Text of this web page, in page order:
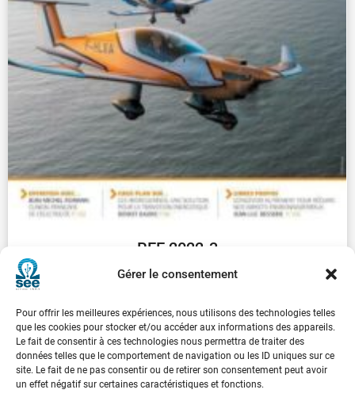
Gérer le consentement
Pour offrir les meilleures expériences, nous utilisons des technologies telles
que les cookies pour stocker et/ou accéder aux informations des appareils.
Le fait de consentir à ces technologies nous permettra de traiter des
données telles que le comportement de navigation ou les ID uniques sur ce
site. Le fait de ne pas consentir ou de retirer son consentement peut avoir
un effet négatif sur certaines caractéristiques et fonctions.
REE 2022-3
€30.00
1 2 3 4 5 6 7 8 ... 9
Suivant